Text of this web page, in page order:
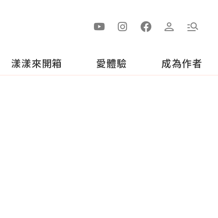
漾漾來開箱 愛體驗 成為作者